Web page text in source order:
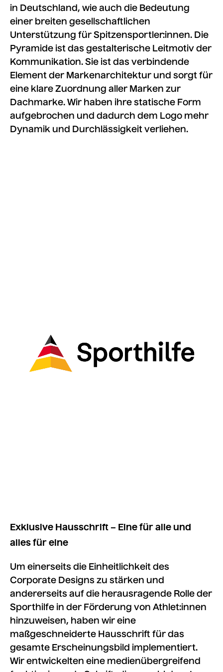
in Deutschland, wie auch die Bedeutung
einer breiten gesellschaftlichen
Unterstützung für Spitzensportler:innen. Die
Pyramide ist das gestalterische Leitmotiv der
Kommunikation. Sie ist das verbindende
Element der Markenarchitektur und sorgt für
eine klare Zuordnung aller Marken zur
Dachmarke. Wir haben ihre statische Form
aufgebrochen und dadurch dem Logo mehr
Dynamik und Durchlässigkeit verliehen.
Exklusive Hausschrift – Eine für alle und
alles für eine
Um einerseits die Einheitlichkeit des
Corporate Designs zu stärken und
andererseits auf die herausragende Rolle der
Sporthilfe in der Förderung von Athlet:innen
hinzuweisen, haben wir eine
maßgeschneiderte Hausschrift für das
gesamte Erscheinungsbild implementiert.
Wir entwickelten eine medienübergreifend